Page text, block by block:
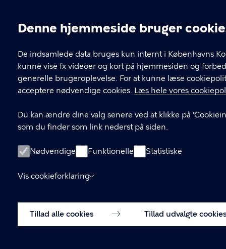
Cookieindstillinger
Denne hjemmeside bruger
De indsamlede data bruges kun internt i Københavns
kunne vise fx videoer og kort på hjemmesiden og
generelle brugeroplevelse. For at kunne læse
acceptere nødvendige cookies. Læs hele vores
Du kan ændre dine valg senere ved at klikke på
som du finder som link nederst på siden.
Nødvendige Funktionelle Statistiske
Vis cookieforklaring
Tillad udvalgte
Tillad alle cookies